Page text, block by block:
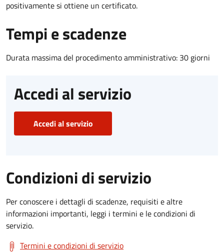
positivamente si ottiene un certificato.
Tempi e scadenze
Durata massima del procedimento amministrativo: 30 giorni
Accedi al servizio
Accedi al servizio
Condizioni di servizio
Per conoscere i dettagli di scadenze, requisiti e altre
informazioni importanti, leggi i termini e le condizioni di
servizio.
Termini e condizioni di servizio